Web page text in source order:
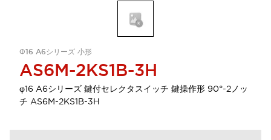
Φ16 A6シリーズ 小形
AS6M-2KS1B-3H
φ16 A6シリーズ 鍵付セレクタスイッチ 鍵操作形 90°-2ノッ
チ AS6M-2KS1B-3H